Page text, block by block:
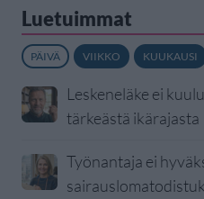
Luetuimmat
PÄIVÄ VIIKKO KUUKAUSI
Leskeneläke ei
tärkeästä ikärajasta
Työnantaja ei